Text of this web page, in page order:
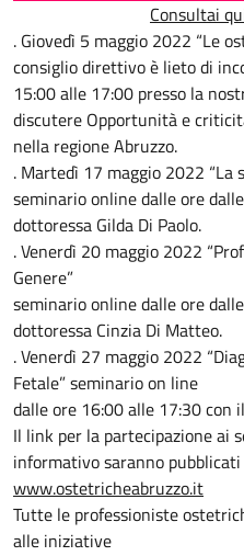
Consultai
. Giovedì 5 maggio 2022 “Le
consiglio direttivo è lieto di
15:00 alle 17:00 presso la
discutere Opportunità e
nella regione Abruzzo.
. Martedì 17 maggio 2022 “La
seminario online dalle ore
dottoressa Gilda Di Paolo.
. Venerdì 20 maggio 2022
Genere”
seminario online dalle ore
dottoressa Cinzia Di Matteo.
. Venerdì 27 maggio 2022
Fetale” seminario on line
dalle ore 16:00 alle 17:30 con
Il link per la partecipazione ai
informativo saranno
www.ostetricheabruzzo.it
Tutte le professioniste
alle iniziative